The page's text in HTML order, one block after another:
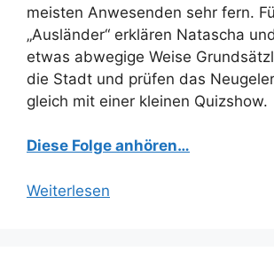
meisten Anwesenden sehr fern.
„Ausländer“ erklären Natascha
etwas abwegige Weise
die Stadt und prüfen das
gleich mit einer kleinen Quizshow.
Diese Folge anhören…
Weiterlesen